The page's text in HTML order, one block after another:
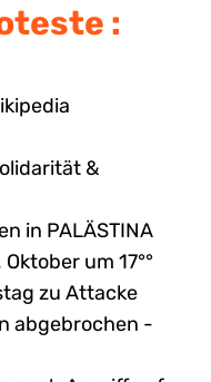
:
&
in PALÄSTINA
um 17°°
zu Attacke
abgebrochen -